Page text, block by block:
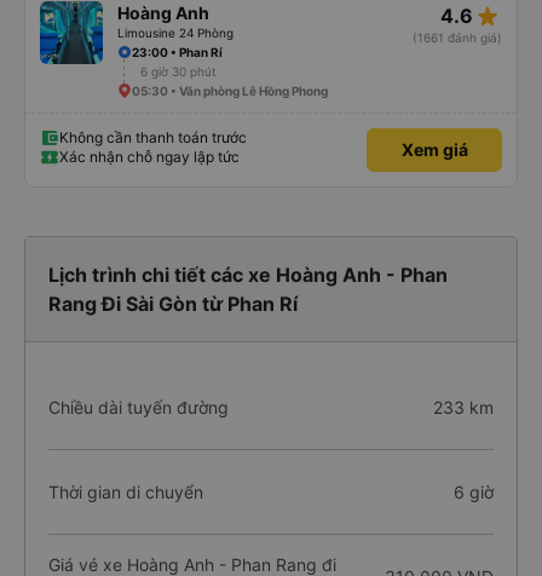
Hoàng Anh
Limousine 24 Phòng
4.6 star_rate
(1661 đánh giá)
23:00 • Phan Rí
6 giờ 30 phút
05:30 • Văn phòng Lê Hồng Phong
Không cần thanh toán trước
Xác nhận chỗ ngay lập tức
Xem giá
Lịch trình chi tiết các xe Hoàng Anh - Phan
Rang Đi Sài Gòn từ Phan Rí
Chiều dài tuyến đường 233 km
Thời gian di chuyển 6 giờ
Giá vé xe Hoàng Anh - Phan Rang đi